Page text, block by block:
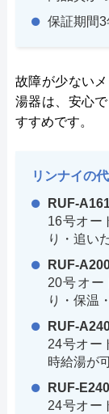
保証期間
故障が少ない
湯器は、安心
すすめです。
リンナイの
RUF-
16号オー
り・追い
RUF-
20号オー
り・保温
RUF-
24号オー
時給湯が
RUF-
24号オー